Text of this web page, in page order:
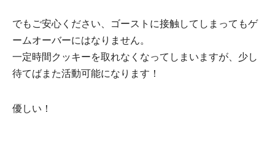
でもご安心ください、ゴーストに接触してしまってもゲ
ームオーバーにはなりません。
一定時間クッキーを取れなくなってしまいますが、少し
待てばまた活動可能になります！
優しい！